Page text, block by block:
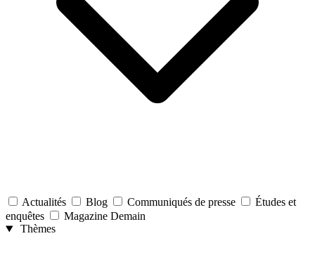
Actualités Blog Communiqués de presse
Études et
enquêtes
Magazine Demain
Thèmes